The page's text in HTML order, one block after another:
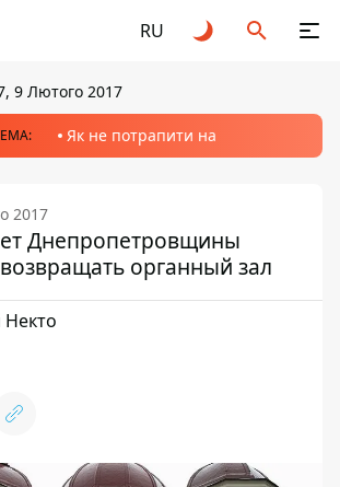
RU
9 Лютого 2017
Як не потрапити на
2017
Днепропетровщины
органный зал
Некто